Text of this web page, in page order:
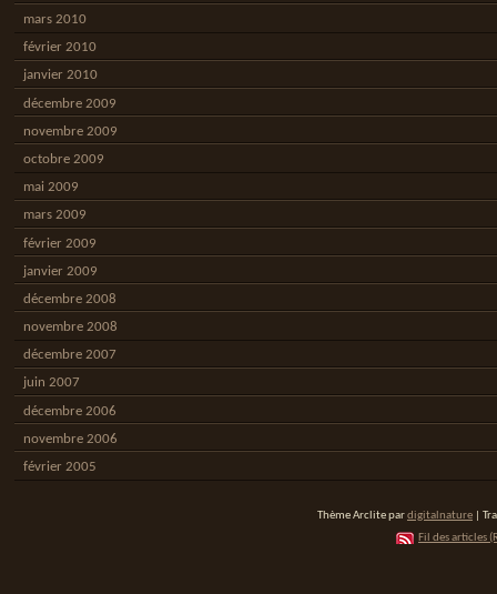
mars 2010
février 2010
janvier 2010
décembre 2009
novembre 2009
octobre 2009
mai 2009
mars 2009
février 2009
janvier 2009
décembre 2008
novembre 2008
décembre 2007
juin 2007
décembre 2006
novembre 2006
février 2005
Thème Arclite pardigitalnature |
Fil des articles